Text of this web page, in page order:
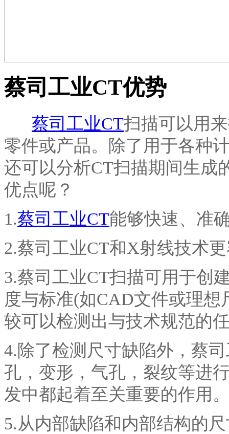
蔡司工业CT优势
蔡司工业CT扫描可以用
零件或产品。除了用于各种
还可以分析CT扫描期间生成
优点呢？
1.蔡司工业CT能够快速、准
2.蔡司工业CT和X射线技术
3.蔡司工业CT扫描可用于创
度与标准(如CAD文件或理
较可以检测出与技术规范的
4.除了检测尺寸缺陷外，蔡
孔，变形，气孔，裂纹等进
发中都起着至关重要的作用
5.从内部缺陷和内部结构的